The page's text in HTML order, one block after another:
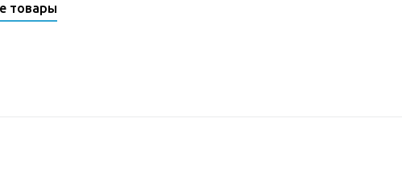
товары